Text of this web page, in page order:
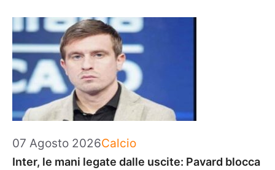
07 Agosto 2026Categorie
Calcio
Inter, le mani legate dalle uscite: Pavard blocca